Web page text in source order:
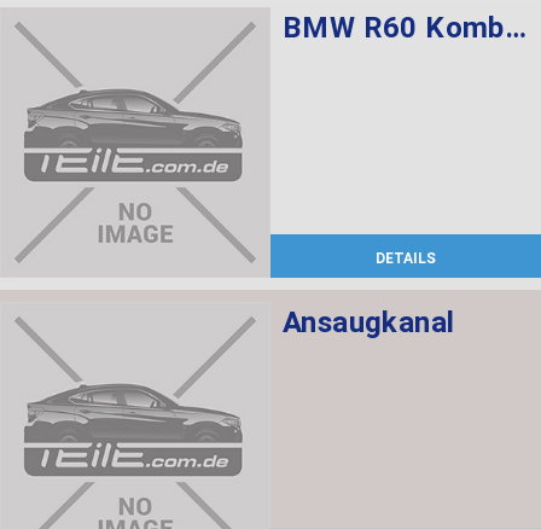
BMW R60 Kombischalter links L=520
DETAILS
Ansaugkanal